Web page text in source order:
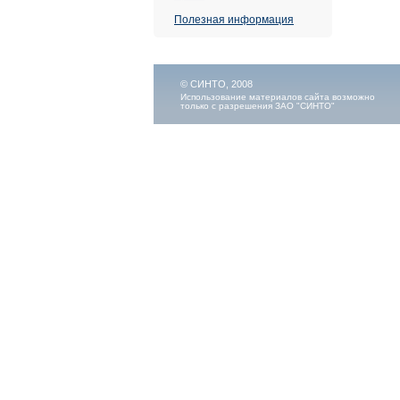
Полезная информация
© СИНТО, 2008
Использование материалов сайта возможно
только с разрешения ЗАО "СИНТО"